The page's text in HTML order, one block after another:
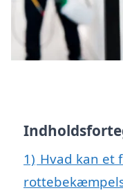
1) Hvad kan et